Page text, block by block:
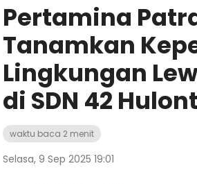
Pertamina
Tanamkan
Lingkungan
di SDN 42
waktu baca 2 menit
Selasa, 9 Sep 2025 19:01